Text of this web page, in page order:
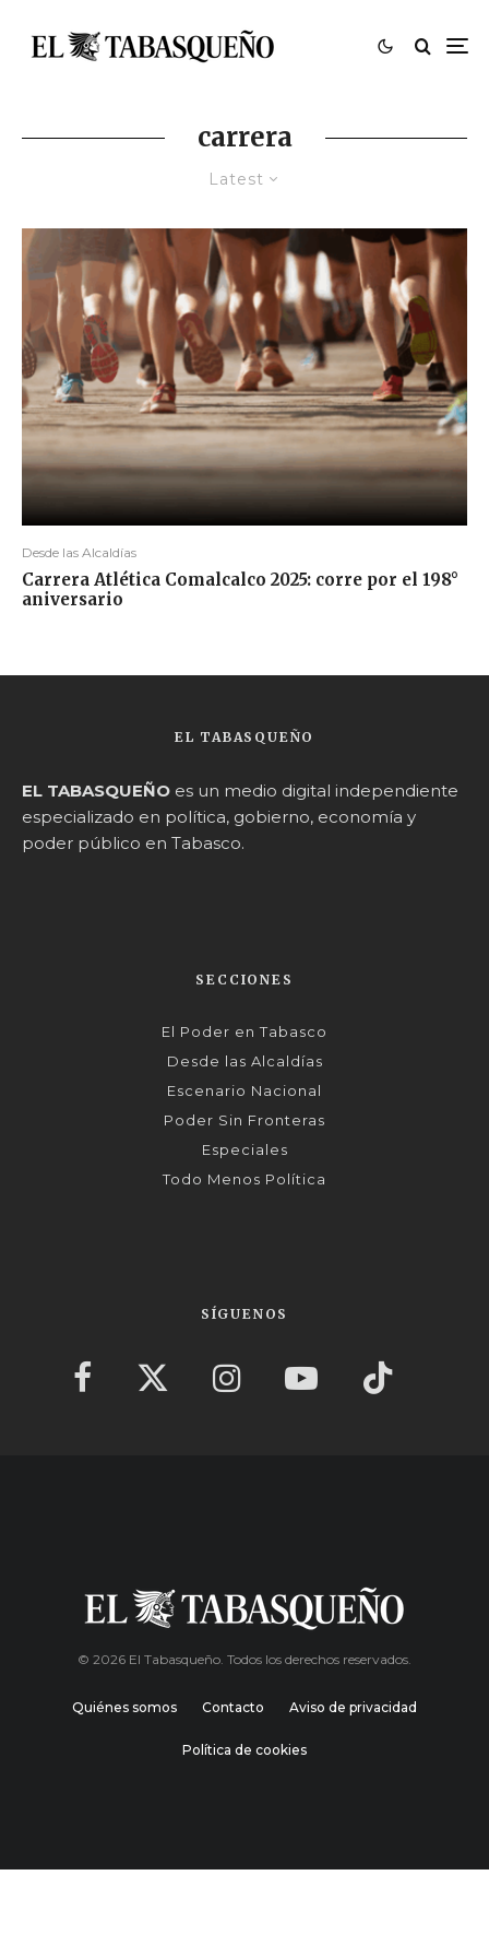
carrera
Latest
Desde las Alcaldías
Carrera Atlética Comalcalco 2025: corre por el 198°
aniversario
EL TABASQUEÑO
EL TABASQUEÑO es un medio digital independiente
especializado en política, gobierno, economía y
poder público en Tabasco.
SECCIONES
El Poder en Tabasco
Desde las Alcaldías
Escenario Nacional
Poder Sin Fronteras
Especiales
Todo Menos Política
SÍGUENOS
© 2026 El Tabasqueño. Todos los derechos reservados.
Quiénes somos Contacto Aviso de privacidad
Política de cookies